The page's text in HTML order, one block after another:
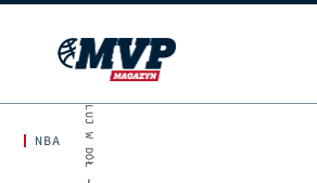
NBA SKROLUJ W DÓŁ